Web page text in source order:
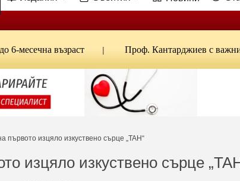
възраст Проф. Кантарджиев с важни
изцяло изкуствено сърце „TAH“
изцяло изкуствено сърце